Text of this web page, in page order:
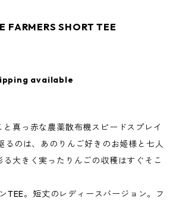
FARMERS SHORT TEE
available
真っ赤な農薬散布機スピードスプレイ
るのは、あのりんご好きのお姫様と七人
る大きく実ったりんごの収穫はすぐそこ
TEE。短丈のレディースバージョン。フ